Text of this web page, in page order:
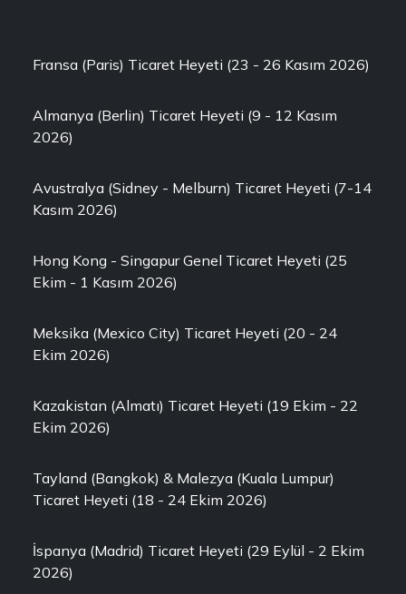
Fransa (Paris) Ticaret Heyeti (23 - 26 Kasım 2026)
Almanya (Berlin) Ticaret Heyeti (9 - 12 Kasım
2026)
Avustralya (Sidney - Melburn) Ticaret Heyeti (7-14
Kasım 2026)
Hong Kong - Singapur Genel Ticaret Heyeti (25
Ekim - 1 Kasım 2026)
Meksika (Mexico City) Ticaret Heyeti (20 - 24
Ekim 2026)
Kazakistan (Almatı) Ticaret Heyeti (19 Ekim - 22
Ekim 2026)
Tayland (Bangkok) & Malezya (Kuala Lumpur)
Ticaret Heyeti (18 - 24 Ekim 2026)
İspanya (Madrid) Ticaret Heyeti (29 Eylül - 2 Ekim
2026)